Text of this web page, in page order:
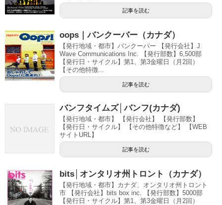
記事を読む
oops｜バンクーバー（カナダ）
【発行地域・都市】バンクーバー 【発行会社】J
Wave Communications Inc. 【発行部数】6,500部
【発行日・サイクル】第1、第3金曜日（月2回）
【その他特徴...
記事を読む
バンフタイムズ│バンフ(カナダ)
【発行地域・都市】 【発行会社】 【発行部数】
【発行日・サイクル】 【その他特徴など】 【WEB
サイトURL】
記事を読む
bits│オンタリオ州トロント（カナダ）
【発行地域・都市】カナダ、オンタリオ州トロント
市 【発行会社】bits box inc. 【発行部数】5000部
【発行日・サイクル】第1、第3金曜日（月2回）